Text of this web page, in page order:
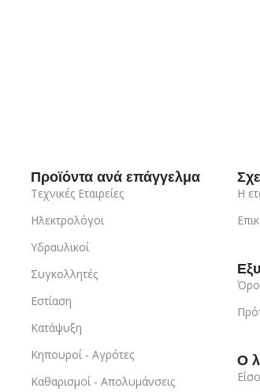
Προϊόντα ανά επάγγελμα
Τεχνικές Εταιρείες
Ηλεκτρολόγοι
Υδραυλικοί
Συγκολλητές
Εστίαση
Κατάψυξη
Κηπουροί - Αγρότες
Καθαρισμοί - Απολυμάνσεις
Η
Ο